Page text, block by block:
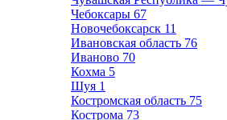
Чебоксары 67
Новочебоксарск 11
Ивановская область 76
Иваново 70
Кохма 5
Шуя 1
Костромская область 75
Кострома 73